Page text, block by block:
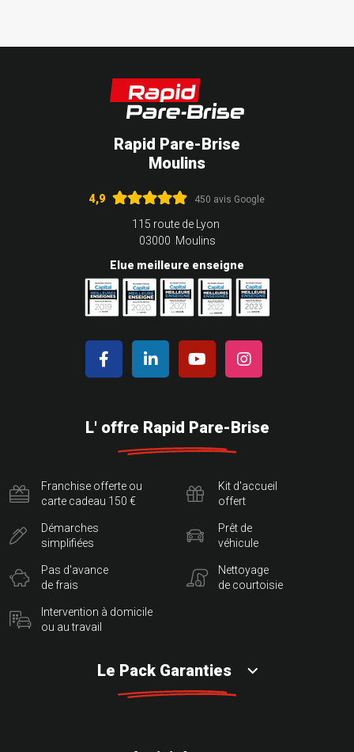
Rapid Pare-Brise
Moulins
4,9 450 avis Google
115 route de Lyon
03000 Moulins
Elue meilleure enseigne
L' offre Rapid Pare-Brise
Franchise offerte ou
carte cadeau 150 €
Démarches
simplifiées
Pas d'avance
de frais
Intervention à domicile
ou au travail
Kit d'accueil
offert
Prêt de
véhicule
Nettoyage
de courtoisie
Le Pack Garanties